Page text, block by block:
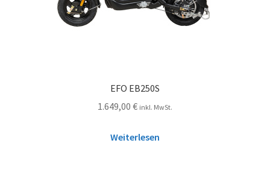
EFO EB250S
1.649,00 € inkl. MwSt.
Weiterlesen